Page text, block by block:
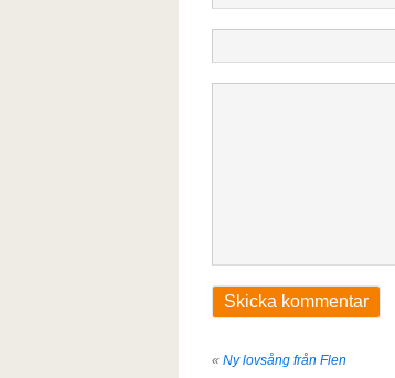
« Ny lovsång från Flen